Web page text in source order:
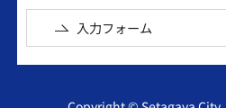
入力フォーム